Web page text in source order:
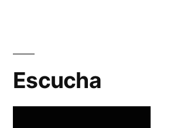
Escucha